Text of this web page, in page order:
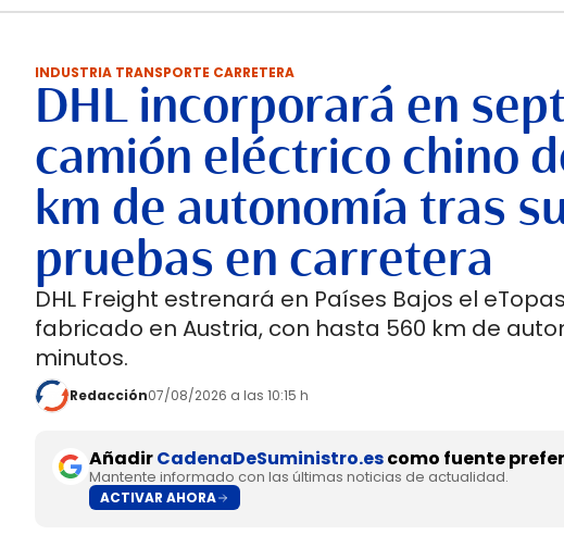
INDUSTRIA TRANSPORTE CARRETERA
DHL incorporará en
camión eléctrico chino
km de autonomía tras
pruebas en carretera
DHL Freight estrenará en Países Bajos el
fabricado en Austria, con hasta 560 km de
minutos.
Redacción07/08/2026 a las 10:15 h
AñadirCadenaDeSuministro.escomo fuente
Mantente informado con las últimas noticias de actualidad.
ACTIVAR AHORA